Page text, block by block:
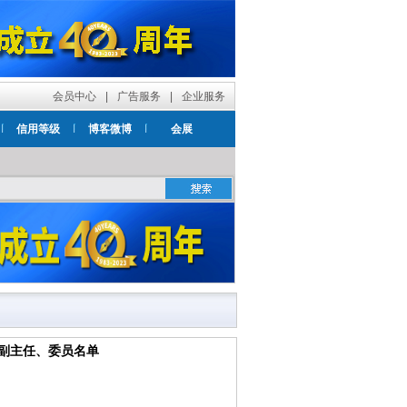
会员中心 广告服务 企业服务
信用等级 博客微博 会展
主任、委员名单